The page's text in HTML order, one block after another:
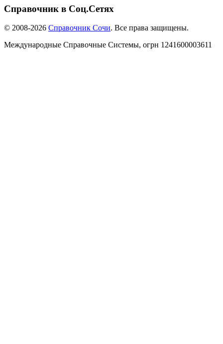
Справочник в Соц.Сетях
© 2008-2026 Справочник Сочи. Все права защищены.
Международные Справочные Системы, огрн 1241600003611